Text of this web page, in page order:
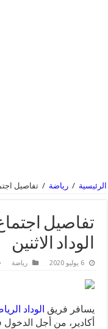
الرئيسية / رياضة / تفاصيل
تفاصيل
الوداد الاثنين
6 يوليو 2020 رياضة
يسافر فريق الوداد
أكادير، من أجل